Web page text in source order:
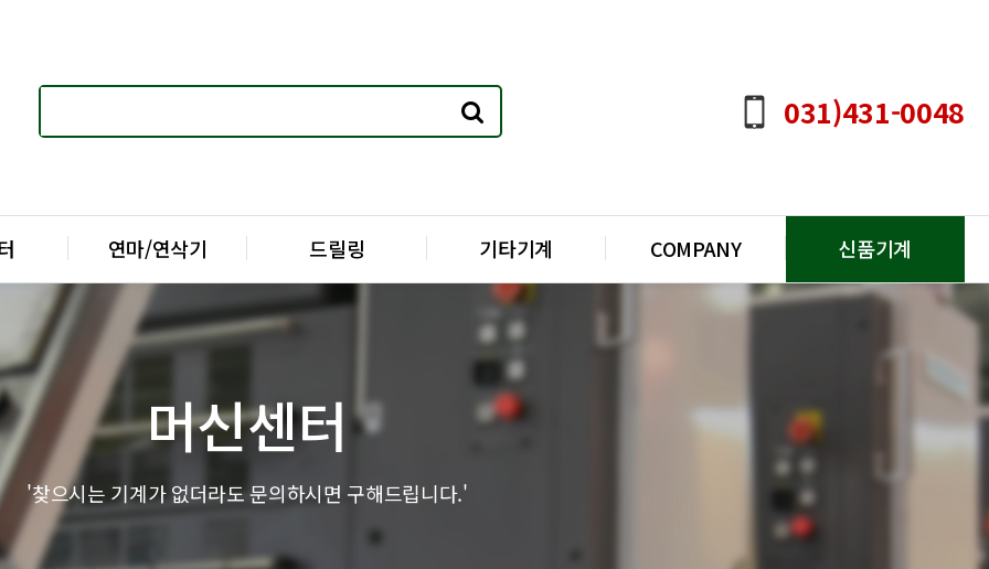
031)431-0048
연마/연삭기 드릴링 기타기계 COMPANY 신품기계
머신센터
'찾으시는 기계가 없더라도 문의하시면 구해드립니다.'